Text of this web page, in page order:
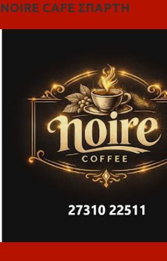
NOIRE CAFE ΣΠΑΡΤΗ